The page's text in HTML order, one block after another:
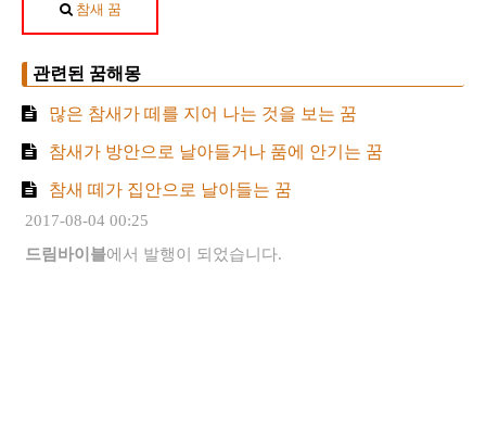
참새 꿈
관련된 꿈해몽
많은 참새가 떼를 지어 나는 것을 보는 꿈
참새가 방안으로 날아들거나 품에 안기는 꿈
참새 떼가 집안으로 날아들는 꿈
2017-08-04 00:25
드림바이블에서 발행이 되었습니다.